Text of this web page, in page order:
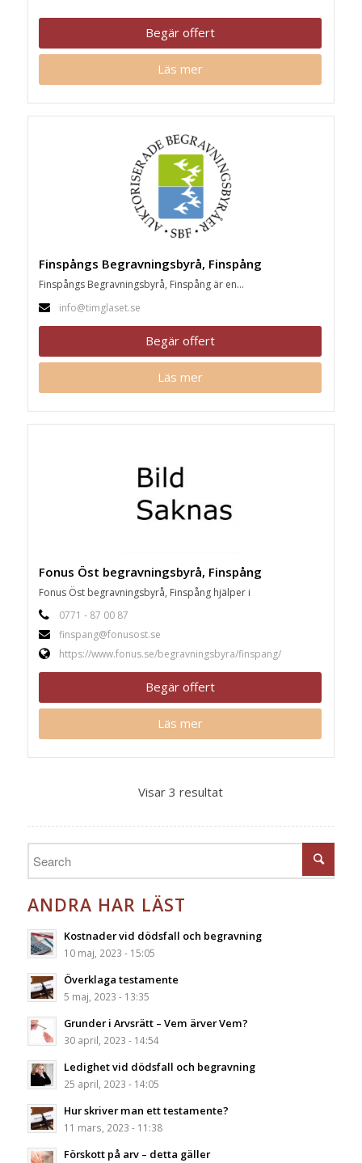
Begär offert
Läs mer
Finspångs Begravningsbyrå, Finspång
Finspångs Begravningsbyrå, Finspång är en...
info@timglaset.se
Begär offert
Läs mer
Fonus Öst begravningsbyrå, Finspång
Fonus Öst begravningsbyrå, Finspång hjälper i
0771 - 87 00 87
finspang@fonusost.se
https://www.fonus.se/begravningsbyra/finspang/
Begär offert
Läs mer
Visar 3 resultat
ANDRA HAR LÄST
Kostnader vid dödsfall och begravning
10 maj, 2023 - 15:05
Överklaga testamente
5 maj, 2023 - 13:35
Grunder i Arvsrätt – Vem ärver Vem?
30 april, 2023 - 14:54
Ledighet vid dödsfall och begravning
25 april, 2023 - 14:05
Hur skriver man ett testamente?
11 mars, 2023 - 11:38
Förskott på arv – detta gäller